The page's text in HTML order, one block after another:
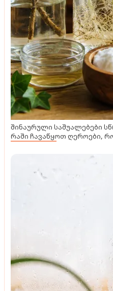
ასარჩევად
განათება, ტექსტილი და
საძინებელში მდიდრული
შინაურული საშუალებები
რაში ჩავაწყოთ ღეროები,